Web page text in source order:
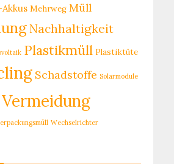
Mehrweg Müll
Nachhaltigkeit
Plastikmüll Plastiktüte
Schadstoffe Solarmodule
Vermeidung
Wechselrichter